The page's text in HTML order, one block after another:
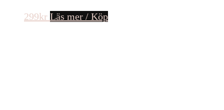
299kr Läs mer / Köp